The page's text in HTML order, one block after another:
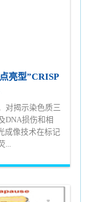
亮型”CRISP
对揭示染色质三
DNA损伤和相
成像技术在标记